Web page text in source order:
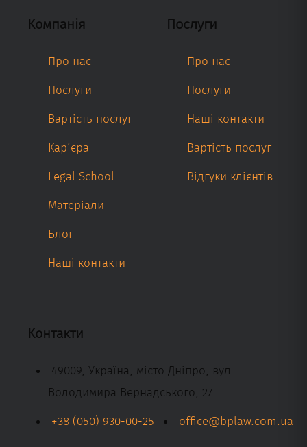
Компанія
Про нас
Послуги
Вартість послуг
Кар’єра
Legal School
Матеріали
Блог
Наші контакти
Послуги
Про нас
Послуги
Наші контакти
Вартість послуг
Відгуки клієнтів
Контакти
49009, Україна, місто Дніпро, вул.
Володимира Вернадського, 27
+38 (050) 930-00-25
office@bplaw.com.ua